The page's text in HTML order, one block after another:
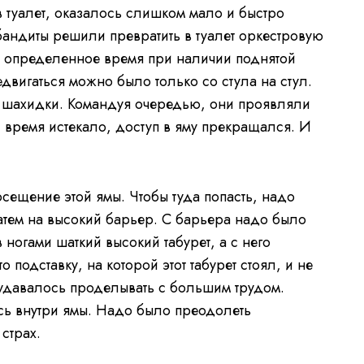
оказалось слишком мало и быстро
решили превратить в туалет оркестровую
время при наличии поднятой
можно было только со стула на стул.
Командуя очередью, они проявляли
время истекало, доступ в яму прекращался. И
этой ямы. Чтобы туда попасть, надо
на высокий барьер. С барьера надо было
шаткий высокий табурет, а с него
подставку, на которой этот табурет стоял, и не
проделывать с большим трудом.
внутри ямы. Надо было преодолеть